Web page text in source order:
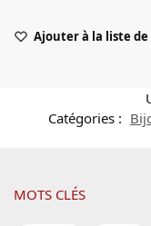
Ajouter à la liste
Catégories :
MOTS CLÉS